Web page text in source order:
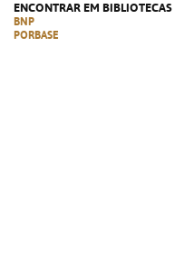
ENCONTRAR EM BIBLIOTECAS
BNP
PORBASE